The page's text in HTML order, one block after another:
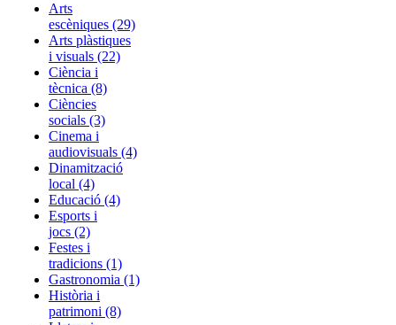
Arts
escèniques (29)
Arts plàstiques
i visuals (22)
Ciència i
tècnica (8)
Ciències
socials (3)
Cinema i
audiovisuals (4)
Dinamització
local (4)
Educació (4)
Esports i
jocs (2)
Festes i
tradicions (1)
Gastronomia (1)
Història i
patrimoni (8)